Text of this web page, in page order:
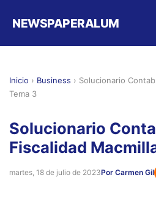
NEWSPAPERALUM
Inicio › Business › Solucionario
Tema 3
Solucionario
Fiscalidad
martes, 18 de julio de 2023Por Carmen Gil